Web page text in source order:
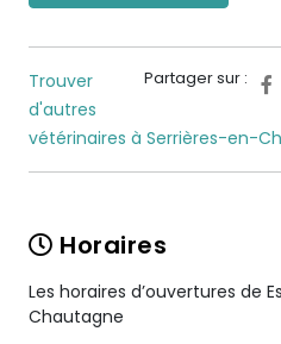
Partager sur :
Trouver
d'autres
vétérinaires à Serrières-en-
Horaires
Les horaires d’ouvertures de
Chautagne